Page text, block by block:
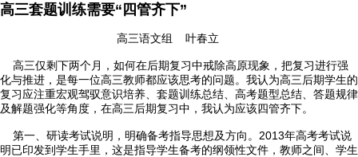
高三套题训练需要“四管齐下”
高三语文组 叶春立
高三仅剩下两个月，如何在后期复习中戒除高原现象，把复习进行强
化与推进，是每一位高三教师都应该思考的问题。我认为高三后期学生的
复习应注重宏观驾驭意识培养、套题训练总结、高考题型总结、答题规律
及解题强化等角度，在高三后期复习中，我认为应该四管齐下。
第一、研读考试说明，明确备考指导思想及方向。2013年高考考试说
明已印发到学生手里，这是指导学生备考的纲领性文件，教师之间、学生
 首页
 学校概况